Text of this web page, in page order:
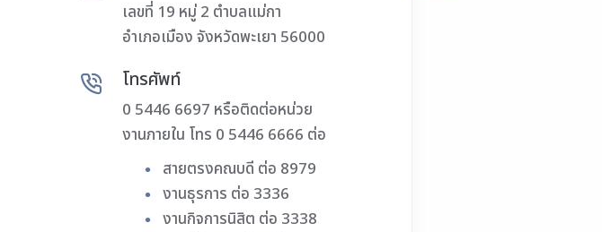
เลขที่ 19 หมู่ 2 ตำบลแม่กา
อำเภอเมือง จังหวัดพะเยา 56000
โทรศัพท์
0 5446 6697 หรือติดต่อหน่วย
งานภายใน โทร 0 5446 6666 ต่อ
สายตรงคณบดี ต่อ 8979
งานธุรการ ต่อ 3336
งานกิจการนิสิต ต่อ 3338